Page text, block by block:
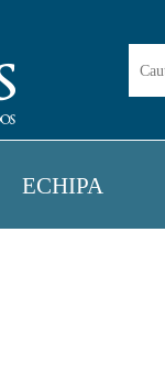
ECHIPA